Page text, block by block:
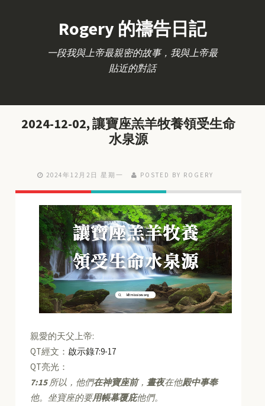
Rogery 的禱告日記
一段我與上帝最親密的故事，我與上帝最
貼近的對話
2024-12-02, 讓寶座羔羊牧養領受生命
水泉源
2024年12月2日 星期一 POSTED BY ROGERY
親愛的天父上帝:
QT經文： 啟示錄7:9-17
QT亮光：
7:15所以，他們在神寶座前， 晝夜在他殿中事奉
他。坐寶座的要用帳幕覆庇他們。